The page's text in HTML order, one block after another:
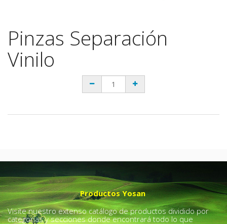
Pinzas Separación
Vinilo
Productos Yosan
Visite nuestro extenso catálogo de productos dividido por
categorías y secciones donde encontrará todo lo que